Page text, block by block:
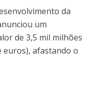
da
um
de 3,5 mil milhões
euros), afastando o